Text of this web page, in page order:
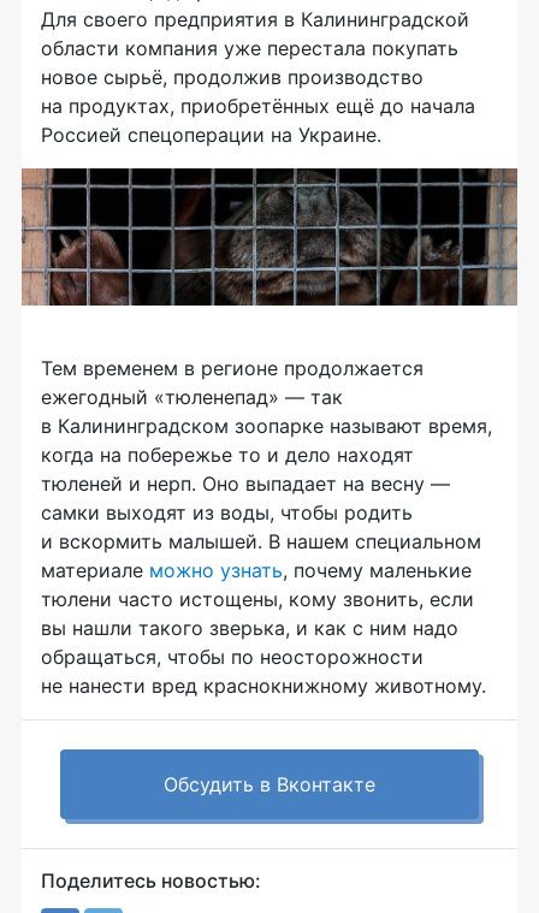
Для своего предприятия в Калининградской
области компания уже перестала покупать
новое сырьё, продолжив производство
на продуктах, приобретённых ещё до начала
Россией спецоперации на Украине.
Тем временем в регионе продолжается
ежегодный «тюленепад» — так
в Калининградском зоопарке называют время,
когда на побережье то и дело находят
тюленей и нерп. Оно выпадает на весну —
самки выходят из воды, чтобы родить
и вскормить малышей. В нашем специальном
материале можно узнать, почему маленькие
тюлени часто истощены, кому звонить, если
вы нашли такого зверька, и как с ним надо
обращаться, чтобы по неосторожности
не нанести вред краснокнижному животному.
Обсудить в Вконтакте
Поделитесь новостью: